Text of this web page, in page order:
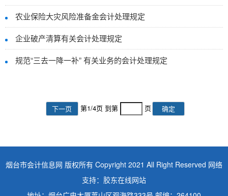
农业保险大灾风险准备金会计处理规定
企业破产清算有关会计处理规定
规范“三去一降一补” 有关业务的会计处理规定
下一页 第1/4页 到第 页 确定
烟台市会计信息网 版权所有 Copyright 2021 All Right Reserved 网络
支持：胶东在线网站